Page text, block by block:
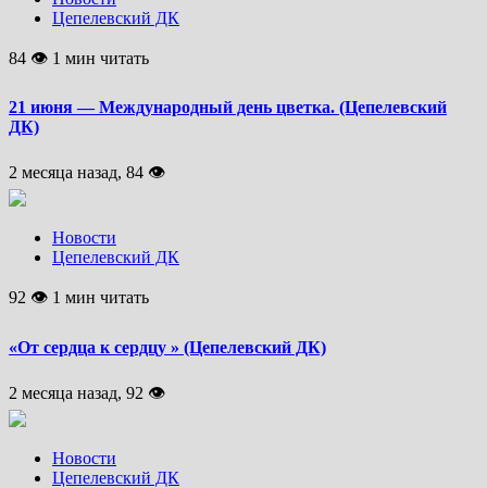
Цепелевский ДК
84 👁 1 мин читать
21 июня — Международный день цветка. (Цепелевский
ДК)
2 месяца назад, 84 👁
Новости
Цепелевский ДК
92 👁 1 мин читать
«От сердца к сердцу » (Цепелевский ДК)
2 месяца назад, 92 👁
Новости
Цепелевский ДК